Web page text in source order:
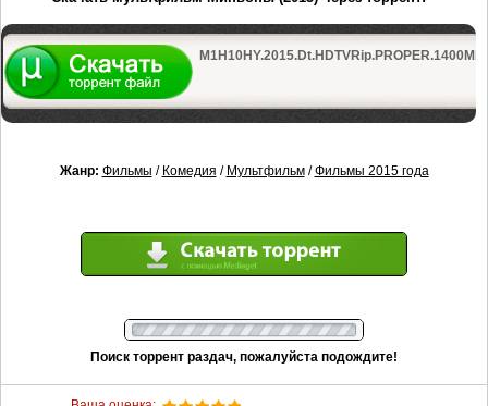
Жанр: Фильмы / Комедия / Мультфильм/Фильмы 2015 года
Поиск торрент раздач, пожалуйста подождите!